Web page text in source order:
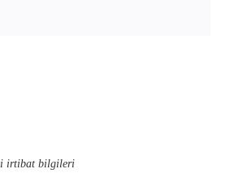
irtibat bilgileri